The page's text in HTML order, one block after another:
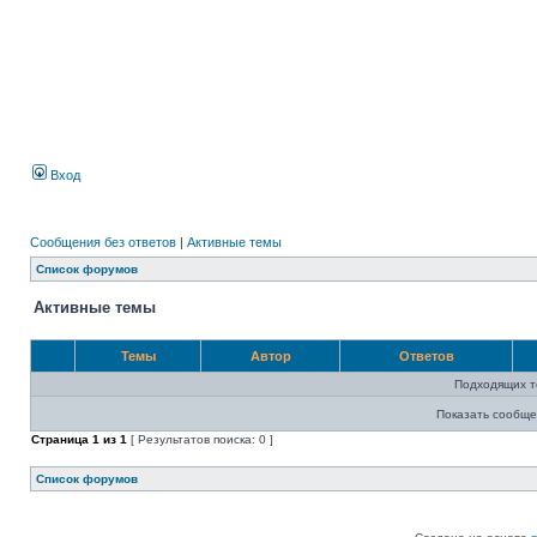
Вход
Сообщения без ответов | Активные темы
Список форумов
Активные темы
Темы Автор Ответов
Подходящих
Показать
Страница 1 из 1 [ Результатов поиска: 0 ]
Список форумов